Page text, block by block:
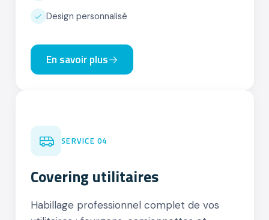
Design personnalisé
En savoir plus
04
SERVICE 04
Covering utilitaires
Habillage professionnel complet de vos